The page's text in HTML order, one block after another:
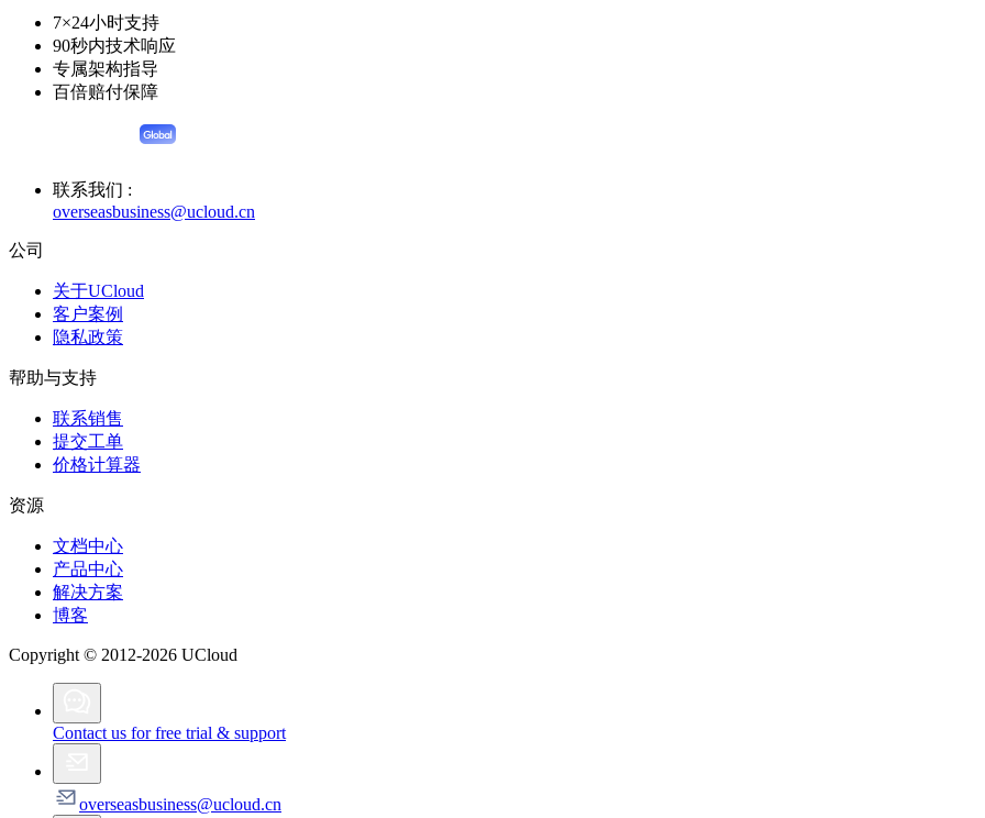
7×24小时支持
90秒内技术响应
专属架构指导
百倍赔付保障
联系我们 :
overseasbusiness@ucloud.cn
公司
关于UCloud
客户案例
隐私政策
帮助与支持
联系销售
提交工单
价格计算器
资源
文档中心
产品中心
解决方案
博客
Copyright © 2012-2026 UCloud
Contact us for free trial & support
overseasbusiness@ucloud.cn